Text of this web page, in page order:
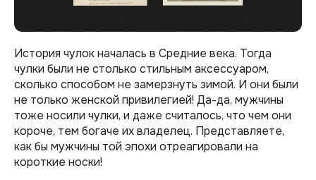
История чулок началась в Средние века. Тогда
чулки были не столько стильным аксессуаром,
сколько способом не замерзнуть зимой. И они были
не только женской привилегией! Да-да, мужчины
тоже носили чулки, и даже считалось, что чем они
короче, тем богаче их владелец. Представляете,
как бы мужчины той эпохи отреагировали на
короткие носки!